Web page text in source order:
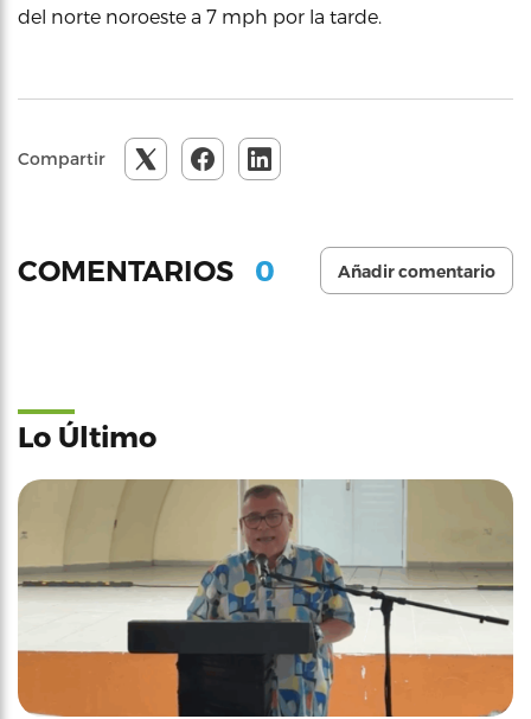
del norte noroeste a 7 mph por la tarde.
Compartir
COMENTARIOS 0 Añadir comentario
Lo Último